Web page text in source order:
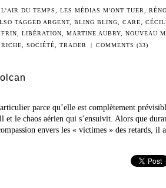
L'AIR DU TEMPS LES MÉDIAS M'ONT TUER
TAGGED ARGENT, BLING BLING CARE
LIBÉRATION MARTINE AUBRY, NOUVEAU
,RICHE ,SOCIÉTÉ ,TRADER | COMMENTS (33)
parce qu’elle est complètement
le chaos aérien qui s’ensuivit. Alors que
envers les « victimes » des retards, il